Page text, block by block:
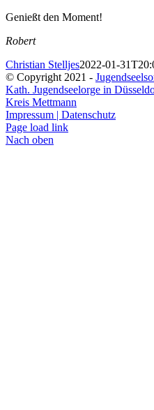
Genießt den Moment!
Robert
Christian Stelljes2022-01-
© Copyright 2021 -
Kath. Jugendseelorge in
Kreis Mettmann
Impressum | Datenschutz
Page load link
Nach oben